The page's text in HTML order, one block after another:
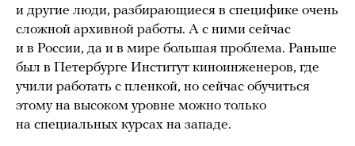
и другие люди, разбирающиеся в специфике очень
сложной архивной работы. А с ними сейчас
и в России, да и в мире большая проблема. Раньше
был в Петербурге Институт киноинженеров, где
учили работать с пленкой, но сейчас обучиться
этому на высоком уровне можно только
на специальных курсах на западе.